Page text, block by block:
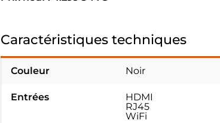
Caractéristiques techniques
Couleur Noir
Entrées
HDMI
RJ45
WiFi